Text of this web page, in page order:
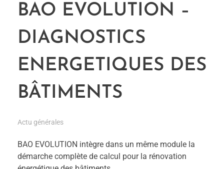
BAO EVOLUTION –
DIAGNOSTICS
ENERGETIQUES DES
BÂTIMENTS
Actu générales
BAO EVOLUTION intègre dans un même module la
démarche complète de calcul pour la rénovation